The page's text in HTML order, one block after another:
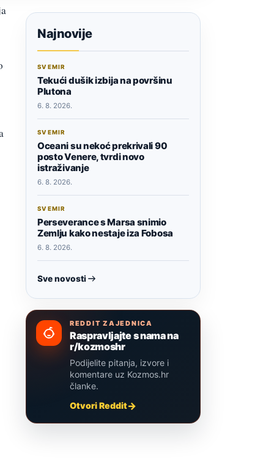
Najnovije
SVEMIR
Tekući dušik izbija na površinu
Plutona
6. 8. 2026.
SVEMIR
Oceani su nekoć prekrivali 90
posto Venere, tvrdi novo
istraživanje
6. 8. 2026.
SVEMIR
Perseverance s Marsa snimio
Zemlju kako nestaje iza Fobosa
6. 8. 2026.
Sve novosti
REDDIT ZAJEDNICA
Raspravljajte s nama na
r/kozmoshr
Podijelite pitanja, izvore i
komentare uz Kozmos.hr
članke.
Otvori Reddit